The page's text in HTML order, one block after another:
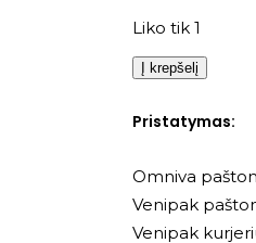
Liko tik 1
Į krepšelį
Pristatymas:
Omniva
Venipak
Venipak